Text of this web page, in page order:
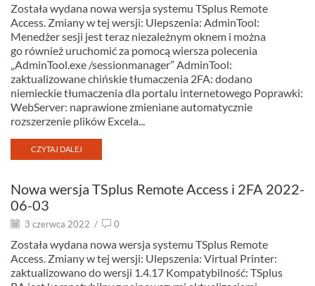
Została wydana nowa wersja systemu TSplus Remote
Access. Zmiany w tej wersji: Ulepszenia: AdminTool:
Menedżer sesji jest teraz niezależnym oknem i można
go również uruchomić za pomocą wiersza polecenia
„AdminTool.exe /sessionmanager” AdminTool:
zaktualizowane chińskie tłumaczenia 2FA: dodano
niemieckie tłumaczenia dla portalu internetowego Poprawki:
WebServer: naprawione zmieniane automatycznie
rozszerzenie plików Excela...
CZYTAJ DALEJ
Nowa wersja TSplus Remote Access i 2FA 2022-
06-03
3 czerwca 2022 / 0
Została wydana nowa wersja systemu TSplus Remote
Access. Zmiany w tej wersji: Ulepszenia: Virtual Printer:
zaktualizowano do wersji 1.4.17 Kompatybilność: TSplus